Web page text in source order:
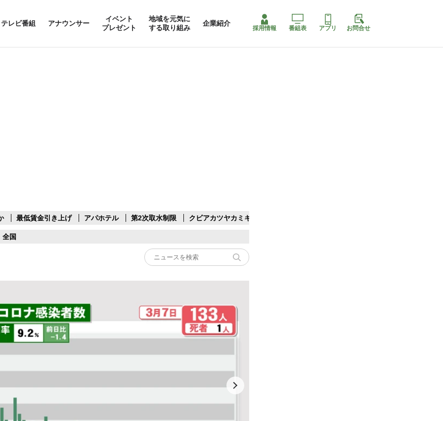
テレビ番組 アナウンサー
イベント
プレゼント
地域を元気に
する取り組み
企業紹介
採用情報 番組表 アプリ お問合せ
最低賃金引き上げ アパホテル 第2次取水制限 クビアカツヤカミキリ
全国